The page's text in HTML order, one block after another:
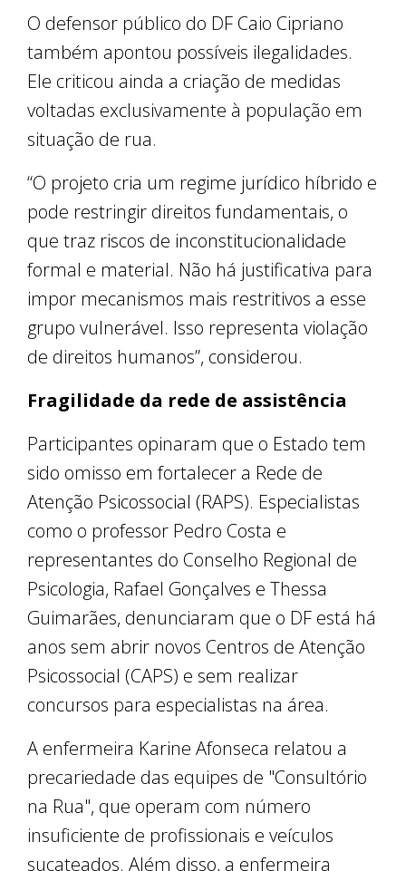
O defensor público do DF Caio Cipriano
também apontou possíveis ilegalidades.
Ele criticou ainda a criação de medidas
voltadas exclusivamente à população em
situação de rua.
“O projeto cria um regime jurídico híbrido e
pode restringir direitos fundamentais, o
que traz riscos de inconstitucionalidade
formal e material. Não há justificativa para
impor mecanismos mais restritivos a esse
grupo vulnerável. Isso representa violação
de direitos humanos”, considerou.
Fragilidade da rede de assistência
Participantes opinaram que o Estado tem
sido omisso em fortalecer a Rede de
Atenção Psicossocial (RAPS). Especialistas
como o professor Pedro Costa e
representantes do Conselho Regional de
Psicologia, Rafael Gonçalves e Thessa
Guimarães, denunciaram que o DF está há
anos sem abrir novos Centros de Atenção
Psicossocial (CAPS) e sem realizar
concursos para especialistas na área.
A enfermeira Karine Afonseca relatou a
precariedade das equipes de "Consultório
na Rua", que operam com número
insuficiente de profissionais e veículos
sucateados. Além disso, a enfermeira